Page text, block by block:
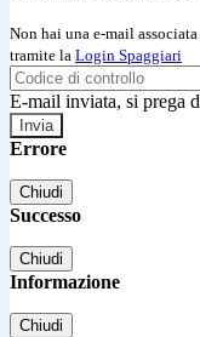
Non hai una e-mail
tramite la Login Spaggiari
E-mail inviata, si prega
Errore
Chiudi
Successo
Chiudi
Informazione
Chiudi